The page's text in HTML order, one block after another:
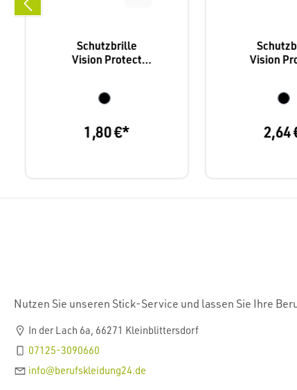
Schutzbrille
Vision Protect
1,80 €*
Vision
2,64
Nutzen Sie unseren Stick-Service und lassen Sie Ihre
In der Lach 6a, 66271 Kleinblittersdorf
07125-3090660
info@berufskleidung24.de